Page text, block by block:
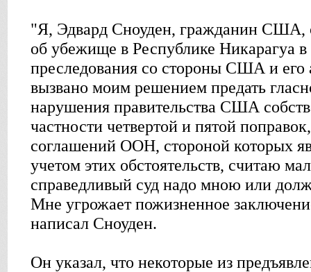
"Я, Эдвард Сноуден, гражданин США,
об убежище в Республике Никарагуа в
преследования со стороны США и его
вызвано моим решением предать
нарушения правительства США
частности четвертой и пятой
соглашений ООН, стороной которых
учетом этих обстоятельств, считаю
справедливый суд надо мною или
Мне угрожает пожизненное
написал Сноуден.
Он указал, что некоторые из